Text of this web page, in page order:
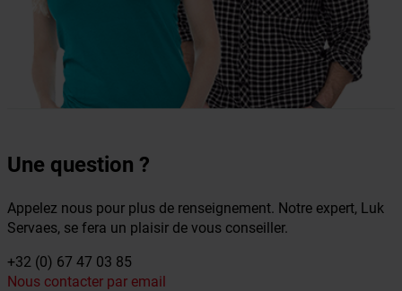
Une question ?
Appelez nous pour plus de renseignement. Notre expert, Luk
Servaes, se fera un plaisir de vous conseiller.
+32 (0) 67 47 03 85
Nous contacter par email